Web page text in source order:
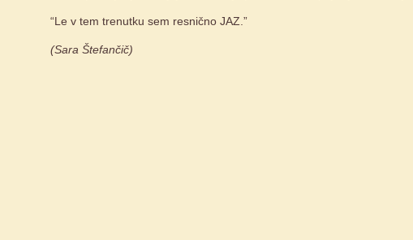
“Le v tem trenutku sem resnično JAZ.”
(Sara Štefančič)